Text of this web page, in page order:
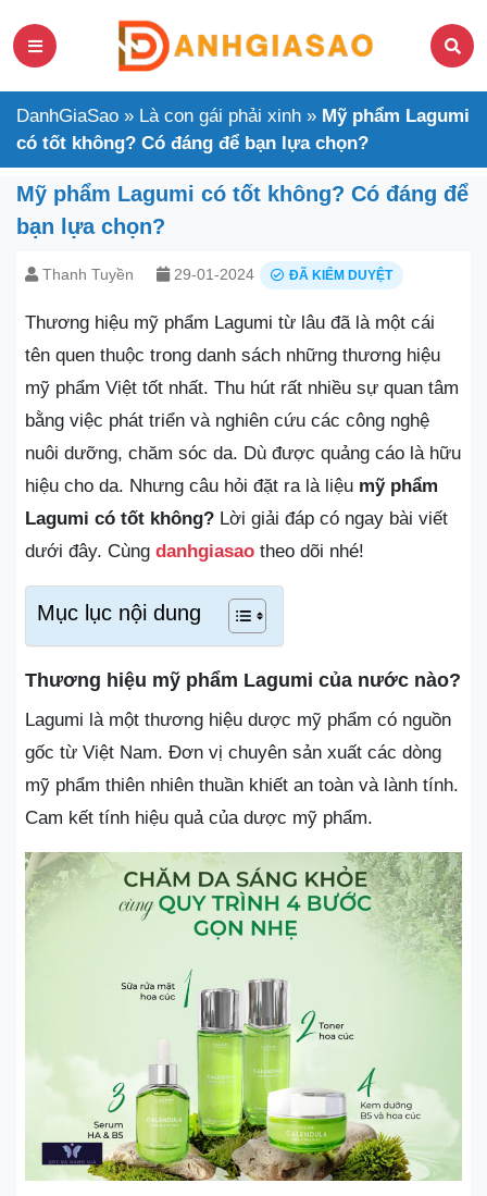
DanhGiaSao » Là con gái phải xinh » Mỹ phẩm Lagumi
có tốt không? Có đáng để bạn lựa chọn?
Mỹ phẩm Lagumi có tốt không? Có đáng để
bạn lựa chọn?
Thanh Tuyền 29-01-2024 ĐÃ KIỂM DUYỆT
Thương hiệu mỹ phẩm Lagumi từ lâu đã là một cái
tên quen thuộc trong danh sách những thương hiệu
mỹ phẩm Việt tốt nhất. Thu hút rất nhiều sự quan tâm
bằng việc phát triển và nghiên cứu các công nghệ
nuôi dưỡng, chăm sóc da. Dù được quảng cáo là hữu
hiệu cho da. Nhưng câu hỏi đặt ra là liệu mỹ phẩm
Lagumi có tốt không? Lời giải đáp có ngay bài viết
dưới đây. Cùng danhgiasao theo dõi nhé!
Mục lục nội dung
Thương hiệu mỹ phẩm Lagumi của nước nào?
Lagumi là một thương hiệu dược mỹ phẩm có nguồn
gốc từ Việt Nam. Đơn vị chuyên sản xuất các dòng
mỹ phẩm thiên nhiên thuần khiết an toàn và lành tính.
Cam kết tính hiệu quả của dược mỹ phẩm.